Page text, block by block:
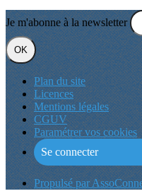
Je m'abonne à la newsletter
OK
Plan du site
Licences
Mentions légales
CGUV
Paramétrer vos cookies
Se connecter
Propulsé par